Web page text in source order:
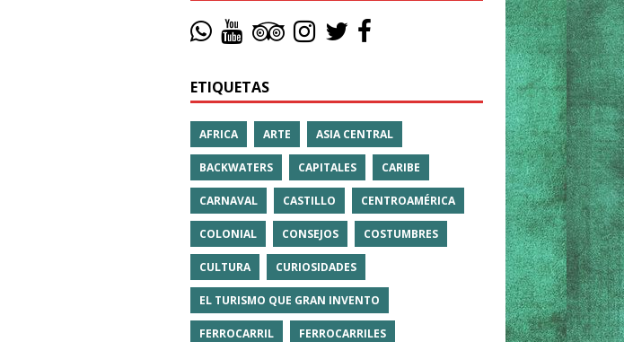
ETIQUETAS
AFRICA ARTE ASIA CENTRAL
BACKWATERS CAPITALES CARIBE
CARNAVAL CASTILLO CENTROAMÉRICA
COLONIAL CONSEJOS COSTUMBRES
CULTURA CURIOSIDADES
EL TURISMO QUE GRAN INVENTO
FERROCARRIL FERROCARRILES